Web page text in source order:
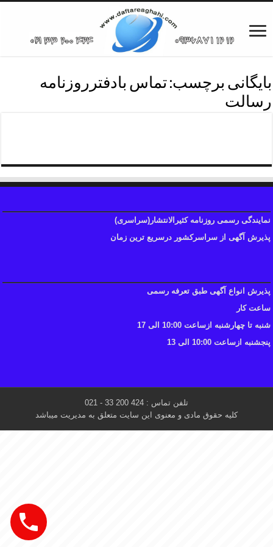
بایگانی برچسب:تماس بادفترروزنامه
رسالت
نمایندگی رسمی روزنامه کثیرالانتشار(سراسری)
پذیرش آگهی از سراسرکشور درسریع ترین زمان
پذیرش انواع آگهی طبق تعرفه رسمی
ساعت کار
شنبه تا چهارشنبه ازساعت 10:00 الی 17
پنجشنبه ازساعت 10:00 الی 13
تلفن تماس : 424 200 33 - 021
کلیه حقوق مادی و معنوی این سایت متعلق به مدیریت میباشد